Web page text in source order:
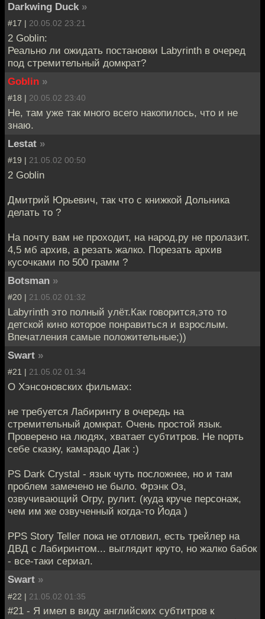
Darkwing Duck »
#17 | 20.05.02 23:21
2 Goblin:
Реально ли ожидать постановки Labyrinth в очеред
под стремительный домкрат?
Goblin »
#18 | 20.05.02 23:40
Не, там уже так много всего накопилось, что и не
знаю.
Lestat »
#19 | 21.05.02 00:50
2 Goblin
Дмитрий Юрьевич, так что с книжкой Дольника
делать то ?
На почту вам не проходит, на народ.ру не пролазит.
4,5 мб архив, а резать жалко. Порезать архив
кусочками по 500 грамм ?
Botsman »
#20 | 21.05.02 01:32
Labyrinth это полный улёт.Как говорится,это то
детской кино которое понравиться и взрослым.
Впечатления самые положительные;))
Swart »
#21 | 21.05.02 01:34
О Хэнсоновских фильмах:
не требуется Лабиринту в очередь на
стремительный домкрат. Очень простой язык.
Проверено на людях, хватает субтитров. Не порть
себе сказку, камарадо Дак :)
PS Dark Crystal - язык чуть посложнее, но и там
проблем замечено не было. Фрэнк Оз,
озвучивающий Огру, рулит. (куда круче персонаж,
чем им же озвученный когда-то Йода )
PPS Story Teller пока не отловил, есть трейлер на
ДВД с Лабиринтом... выглядит круто, но жалко бабок
- все-таки сериал.
Swart »
#22 | 21.05.02 01:35
#21 - Я имел в виду английских субтитров к